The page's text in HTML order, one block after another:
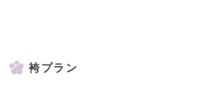
袴プラン